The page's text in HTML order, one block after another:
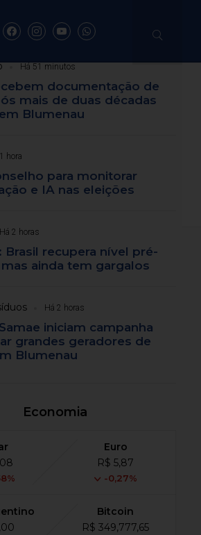
Vila
Há 51 minutos
documentação de
mais de duas décadas
Blumenau
hora
para monitorar
e IA nas eleições
Há 2 horas
Brasil recupera nível pré-
ainda tem gargalos
Há 2 horas
iniciam campanha
grandes geradores de
Blumenau
Economia
Euro
R$ 5,87
-0,27%
Bitcoin
R$ 349,777,65